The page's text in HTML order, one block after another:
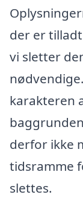
der er
vi sletter
karakteren
derfor ikke
tidsramme
slettes.